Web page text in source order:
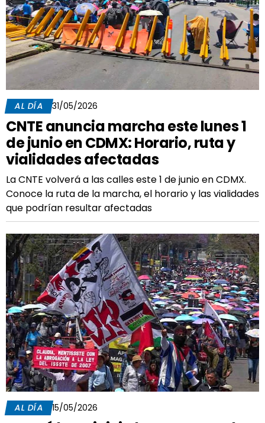
AL DÍA 31/05/2026
CNTE anuncia marcha este lunes 1
de junio en CDMX: Horario, ruta y
vialidades afectadas
La CNTE volverá a las calles este 1 de junio en CDMX.
Conoce la ruta de la marcha, el horario y las vialidades
que podrían resultar afectadas
AL DÍA 15/05/2026